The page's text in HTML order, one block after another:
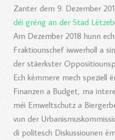
Zanter dem 9. Dezember
déi gréng an der Stad
Am Dezember 2018 hunn
Fraktiounschef iwwerholl a
der stäerkster
Ech këmmere mech speziell
Finanzen a Budget, ma
méi Emweltschutz a
vun der
di politesch Diskussiounen